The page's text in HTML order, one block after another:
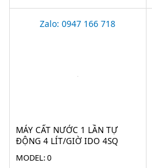
Zalo: 0947 166 718
MÁY CẤT NƯỚC 1 LẦN TỰ
ĐỘNG 4 LÍT/GIỜ IDO 4SQ
MODEL: 0